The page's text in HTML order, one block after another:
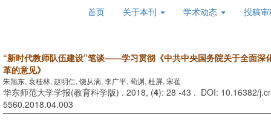
首页 关于本刊 学术动态 投稿
“新时代教师队伍建设”笔谈——学习贯彻《中共中央国务院关于全面深
革的意见》
朱旭东, 袁桂林, 赵明仁, 饶从满, 李广平, 荀渊, 杜屏, 宋萑
华东师范大学学报(教育科学版) . 2018, (4): 28 -43 . DOI: 10.16382/
5560.2018.04.003